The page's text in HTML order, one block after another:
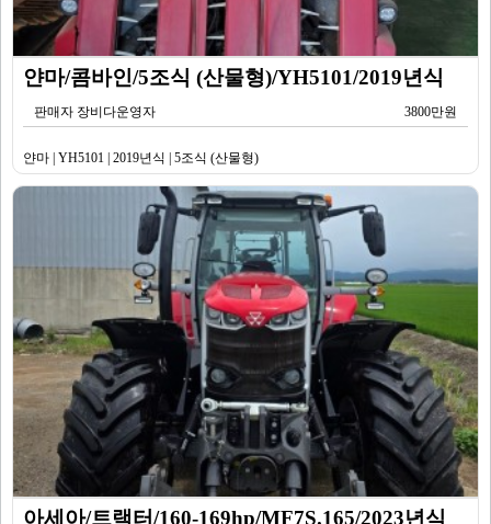
얀마/콤바인/5조식 (산물형)/YH5101/2019년식
판매자 장비다운영자 3800만원
얀마 | YH5101 | 2019년식 | 5조식 (산물형)
아세아/트랙터/160-169hp/MF7S.165/2023년식